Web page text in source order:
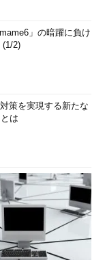
」の暗躍に負け
(1/2)
策を実現する新たな
は